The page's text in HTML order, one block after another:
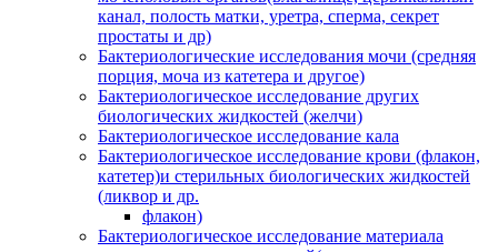
канал, полость матки, уретра, сперма, секрет
простаты и др)
Бактериологические исследования мочи (средняя
порция, моча из катетера и другое)
Бактериологическое исследование других
биологических жидкостей (желчи)
Бактериологическое исследование кала
Бактериологическое исследование крови (флакон,
катетер)и стерильных биологических жидкостей
(ликвор и др.
флакон)
Бактериологическое исследование материала